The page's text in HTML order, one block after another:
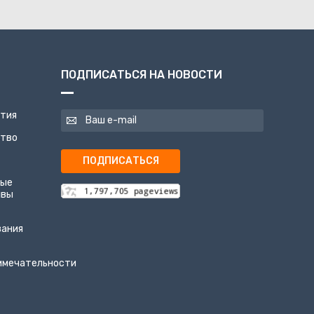
ПОДПИСАТЬСЯ НА НОВОСТИ
ПОДПИСАТЬСЯ